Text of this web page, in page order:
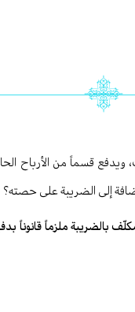
قسماً من الأرباح
إلی الضریبة علی حصته؟
بالضریبة ملزماً